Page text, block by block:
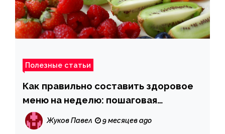
Полезные статьи
Как правильно составить здоровое
меню на неделю: пошаговая
инструкция для начинающих
Жуков Павел 9 месяцев ago